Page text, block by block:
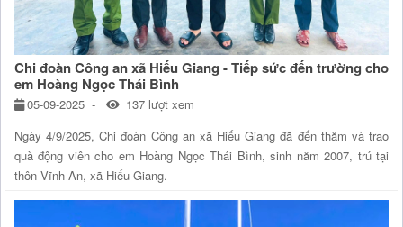
Chi đoàn Công an xã Hiếu Giang - Tiếp sức đến trường cho
em Hoàng Ngọc Thái Bình
05-09-2025
137 lượt xem
Ngày 4/9/2025, Chi đoàn Công an xã Hiếu Giang đã đến thăm và trao
quà động viên cho em Hoàng Ngọc Thái Bình, sinh năm 2007, trú tại
thôn Vĩnh An, xã Hiếu Giang.